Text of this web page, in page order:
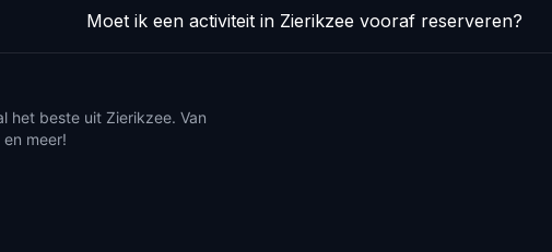
Moet ik een activiteit in Zierikzee vooraf reserveren?
het beste uit Zierikzee. Van
meer!